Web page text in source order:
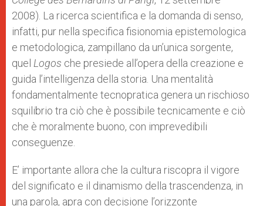
2008). La ricerca scientifica e la domanda di senso,
infatti, pur nella specifica fisionomia epistemologica
e metodologica, zampillano da un’unica sorgente,
quel Logos che presiede all’opera della creazione e
guida l’intelligenza della storia. Una mentalità
fondamentalmente tecnopratica genera un rischioso
squilibrio tra ciò che è possibile tecnicamente e ciò
che è moralmente buono, con imprevedibili
conseguenze.
E’ importante allora che la cultura riscopra il vigore
del significato e il dinamismo della trascendenza, in
una parola, apra con decisione l’orizzonte